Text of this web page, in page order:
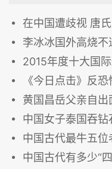
在中国遭歧视 唐
李冰冰国外高烧不退
2015年度十大国
《今日点击》反
黄国昌岳父亲自
中国女子泰国吞钻石被抓狂
中国古代最牛五位
中国古代有多少“四